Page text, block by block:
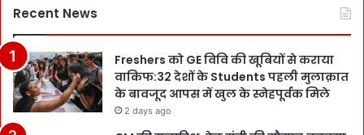
Recent News
Freshers को GE विवि की खूबियों से कराया
वाकिफ:32 देशों के Students पहली मुलाक़ात
के बावजूद आपस में खुल के स्नेहपूर्वक मिले
2 days ago